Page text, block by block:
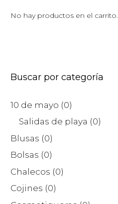
No hay productos en el carrito.
Buscar por categoría
10 de mayo (0)
Salidas de playa (0)
Blusas (0)
Bolsas (0)
Chalecos (0)
Cojines (0)